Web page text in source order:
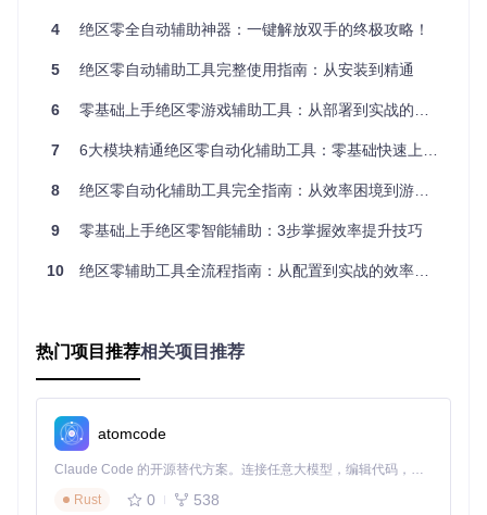
git clone
2.2 核心配置
环境变量设置
使用文本编辑器打开env.bat，根据注释提示配置以下关键参
2.3 验证测试
行设置和状态监控三个核心区域。
4 绝区零全自动辅助神器：一键解放双手的终极攻略！
5 绝区零自动辅助工具完整使用指南：从安装到精通
6 零基础上手绝区零游戏辅助工具：从部署到实战的全流程指南
7 6大模块精通绝区零自动化辅助工具：零基础快速上手指南
8 绝区零自动化辅助工具完全指南：从效率困境到游戏自由
9 零基础上手绝区零智能辅助：3步掌握效率提升技巧
10 绝区零辅助工具全流程指南：从配置到实战的效率倍增技巧
热门项目推荐相关项目推荐
atomcode
Claude Code 的开源替代方案。连接任意大模型，编辑代码，运行命令，自动验证 — 全自动执行。用 Rust 构建，极致性能。 ｜ An open-source alternative to Claude Code. Connect any LLM, edit code, run commands, and verify changes — autonomously. Built in Rust for speed. Get Started
Rust
0 538